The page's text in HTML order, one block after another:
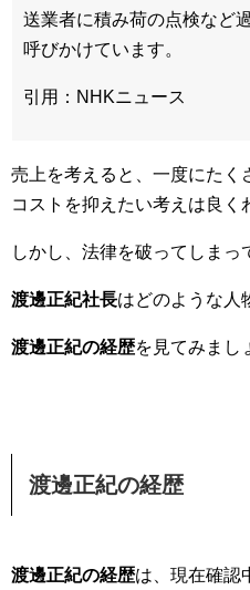
送業者に積み荷の点検など
呼びかけています。
引用：NHKニュース
売上を考えると、一度にたく
コストを抑えたい考えは良く
しかし、法律を破ってしまっ
渡邊正紀社長はどのような人
渡邊正紀の経歴を見てみまし
渡邊正紀の経歴
渡邊正紀の経歴は、現在確認